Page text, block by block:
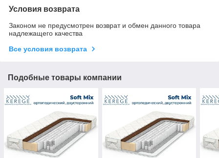
Условия возврата
Законом не предусмотрен возврат и обмен данного товара
надлежащего качества
Все условия возврата
Подобные товары компании